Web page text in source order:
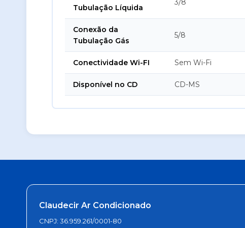
Tubulação Líquida
3/8
Conexão da
Tubulação Gás
5/8
Conectividade Wi-FI Sem Wi-Fi
Disponível no CD CD-MS
Claudecir Ar Condicionado
CNPJ: 36.959.261/0001-80